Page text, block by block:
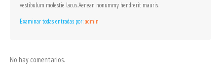
vestibulum molestie lacus. Aenean nonummy hendrerit mauris.
Examinar todas entradas por:admin
No hay comentarios.